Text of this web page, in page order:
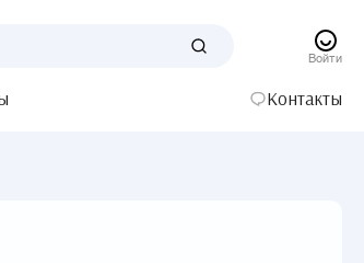
Войти
Контакты